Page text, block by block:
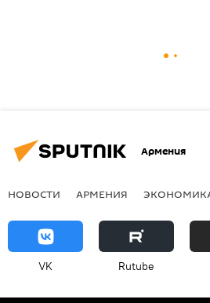
Армения
НОВОСТИ АРМЕНИЯ
VK Rutube